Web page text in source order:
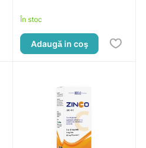
În stoc
Adaugă in coş